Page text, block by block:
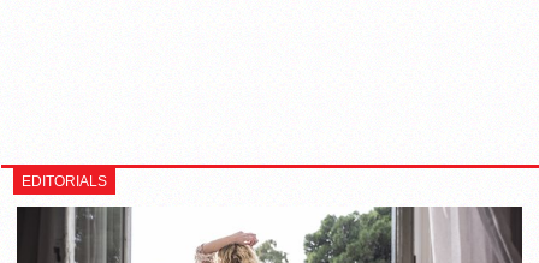
EDITORIALS